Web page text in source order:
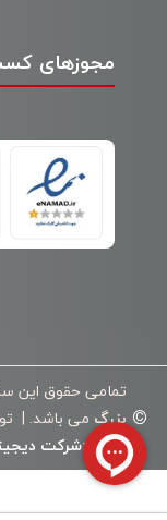
مجوزهای
©
تمامی حقوق این
بزرگ می باشد. |
وسئو:شرکت